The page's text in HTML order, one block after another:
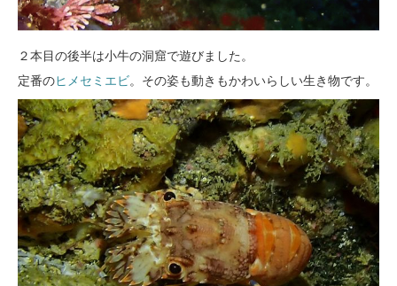
２本目の後半は小牛の洞窟で遊びました。
定番のヒメセミエビ。その姿も動きもかわいらしい生き物です。